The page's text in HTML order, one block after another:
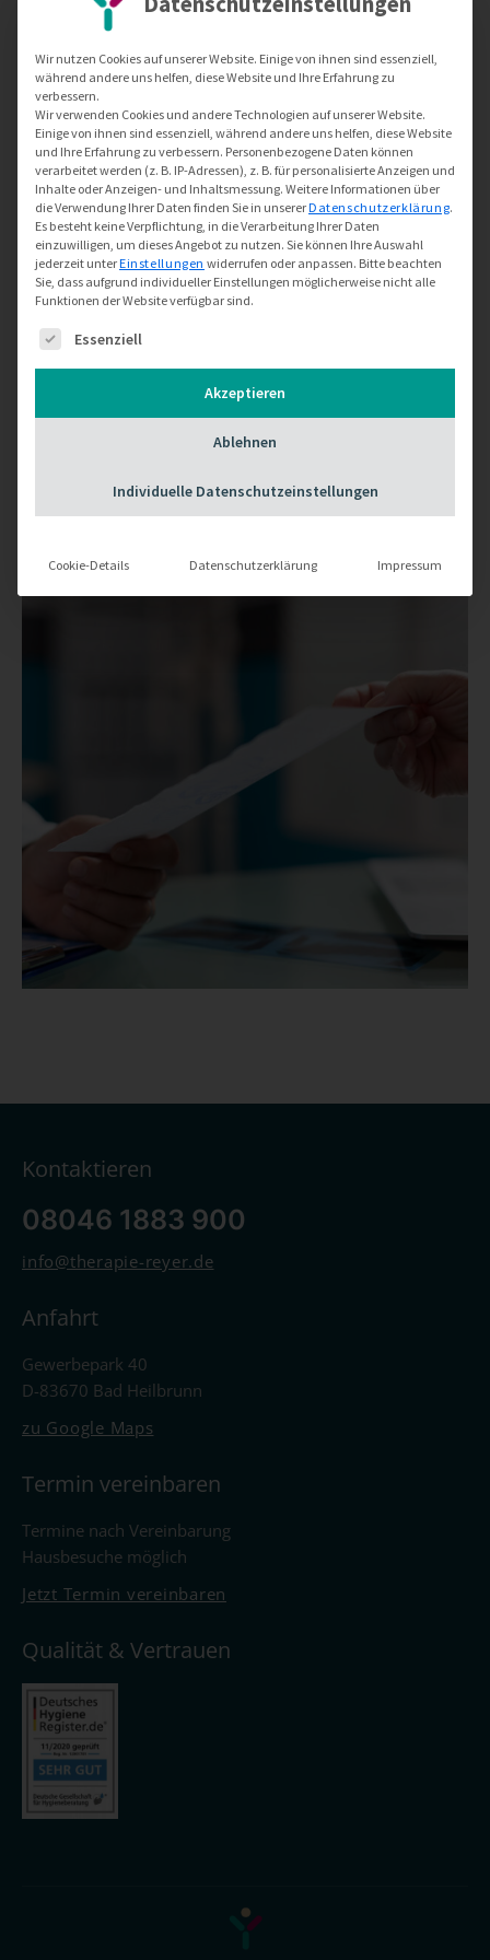
vollständig von Ihrer Versicherung übernommen
wird. Wenn für Sie notwendig, bitten wir Sie die
Kostenübernahme mit Ihrer Krankenkasse vor
Behandlungsbeginn zu klären, da eine spätere
Änderung nicht möglich ist.
Adresse
Gewerbepark 40
D-83670 Bad Heilbrunn
Praxistelefon:
Kontaktieren
08046 1883 900
info@therapie-reyer.de
Anfahrt
Gewerbepark 40
D-83670 Bad Heilbrunn
zu Google Maps
Termin vereinbaren
Termine nach Vereinbarung
Hausbesuche möglich
Jetzt Termin vereinbaren
Qualität & Vertrauen
Wir nutzen Cookies auf unserer Website. Einige von ihnen sind essenziell,
während andere uns helfen, diese Website und Ihre Erfahrung zu
verbessern.
Wir verwenden Cookies und andere Technologien auf unserer Website.
Einige von ihnen sind essenziell, während andere uns helfen, diese Website
und Ihre Erfahrung zu verbessern. Personenbezogene Daten können
verarbeitet werden (z. B. IP-Adressen), z. B. für personalisierte Anzeigen und
Inhalte oder Anzeigen- und Inhaltsmessung. Weitere Informationen über
die Verwendung Ihrer Daten finden Sie in unsererDatenschutzerklärung.
Es besteht keine Verpflichtung, in die Verarbeitung Ihrer Daten
einzuwilligen, um dieses Angebot zu nutzen. Sie können Ihre Auswahl
jederzeit unterEinstellungen widerrufen oder anpassen. Bitte beachten
Sie, dass aufgrund individueller Einstellungen möglicherweise nicht alle
Funktionen der Website verfügbar sind.
Es folgt eine Liste der Service-Gruppen, für die
Essenziell
Akzeptieren
Ablehnen
Individuelle Datenschutzeinstellungen
Cookie-Details Datenschutzerklärung Impressum